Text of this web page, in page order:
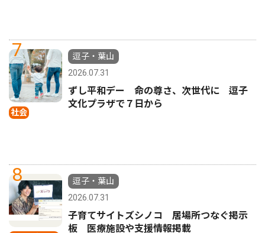
7
社会
逗子・葉山
2026.07.31
ずし平和デー 命の尊さ、次世代に 逗子
文化プラザで７日から
8
逗子・葉山
2026.07.31
子育てサイトズシノコ 居場所つなぐ掲示
板 医療施設や支援情報掲載